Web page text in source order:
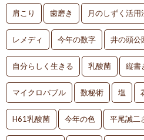
肩こり 歯磨き 月のしずく活用
レメディ 今年の数字 井の頭公
自分らしく生きる 乳酸菌 縦書
マイクロバブル 数秘術 塩
H61乳酸菌 今年の色 平尾誠二